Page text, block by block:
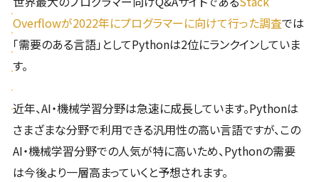
Overflowが2022年にプログラマーに向けて行った調査では
「需要のある言語」としてPythonは2位にランクインしていま
す。
近年、AI・機械学習分野は急速に成長しています。Pythonは
さまざまな分野で利用できる汎用性の高い言語ですが、この
AI・機械学習分野での人気が特に高いため、Pythonの需要
は今後より一層高まっていくと予想されます。